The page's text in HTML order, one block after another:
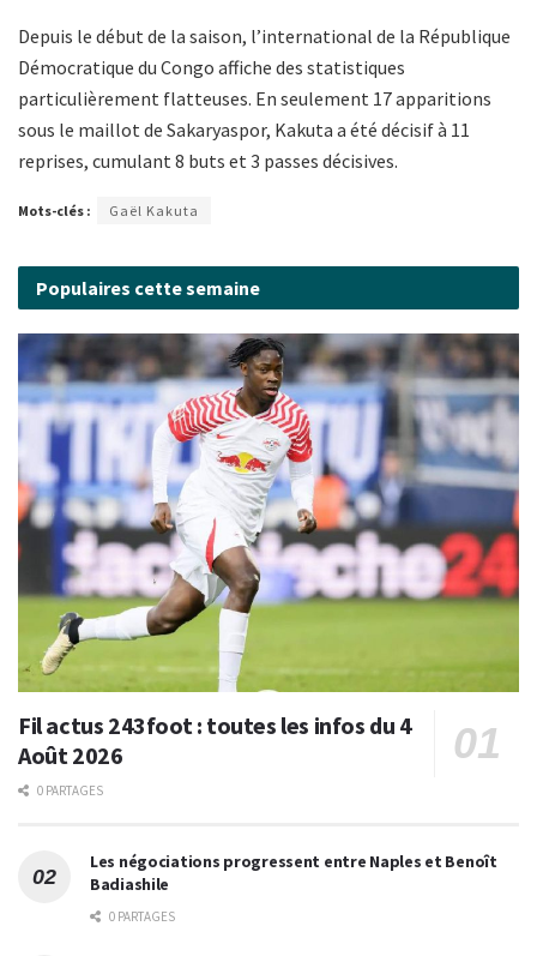
Depuis le début de la saison, l’international de la République
Démocratique du Congo affiche des statistiques
particulièrement flatteuses. En seulement 17 apparitions
sous le maillot de Sakaryaspor, Kakuta a été décisif à 11
reprises, cumulant 8 buts et 3 passes décisives.
Mots-clés : Gaël Kakuta
Populaires cette semaine
Fil actus 243foot : toutes les infos du 4
Août 2026
0 PARTAGES
Les négociations progressent entre Naples et Benoît
Badiashile
0 PARTAGES